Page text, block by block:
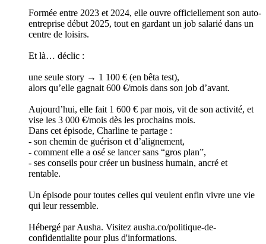
Formée entre 2023 et 2024, elle ouvre officiellement son auto-
entreprise début 2025, tout en gardant un job salarié dans un
centre de loisirs.
Et là… déclic :
une seule story → 1 100 € (en bêta test),
alors qu’elle gagnait 600 €/mois dans son job d’avant.
Aujourd’hui, elle fait 1 600 € par mois, vit de son activité, et
vise les 3 000 €/mois dès les prochains mois.
Dans cet épisode, Charline te partage :
- son chemin de guérison et d’alignement,
- comment elle a osé se lancer sans “gros plan”,
- ses conseils pour créer un business humain, ancré et
rentable.
Un épisode pour toutes celles qui veulent enfin vivre une vie
qui leur ressemble.
Hébergé par Ausha. Visitez ausha.co/politique-de-
confidentialite pour plus d'informations.